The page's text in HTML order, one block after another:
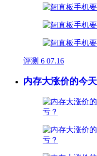
评测 6 07.16
内存大涨价的今